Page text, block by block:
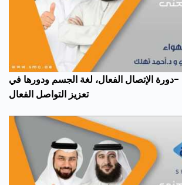
-دورة الإتصال الفعال، لغة الجسم ودورها في
تعزيز التواصل الفعال